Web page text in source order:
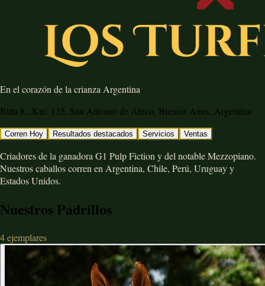
En el corazón de la crianza Argentina
Ruta 8., Km. 135, San Antonio de Areco, Buenos Aires, Argentina
Corren Hoy Resultados destacados Servicios Ventas
Criadores de la ganadora G1 Pulp Fiction y del notable Mezzopiano.
Nuestros caballos corren en Argentina, Chile, Perú, Uruguay y
Estados Unidos.
Nuestros Padrillos
4ejemplares